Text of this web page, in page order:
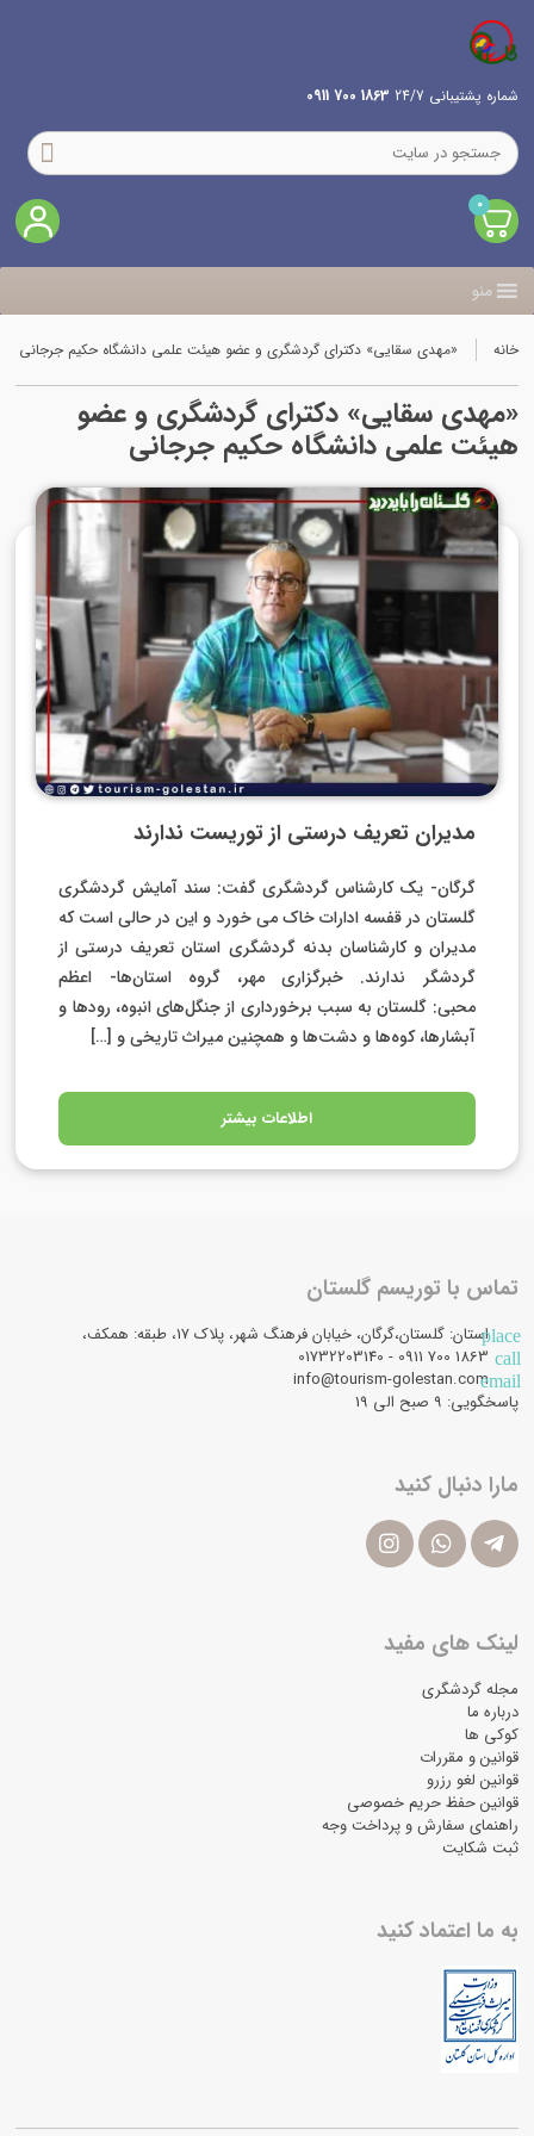
شماره پشتیبانی 24/7 1863 700 0911
0
منو
خانه «مهدی سقایی» دکترای گردشگری و عضو هیئت علمی دانشگاه حکیم جرجانی
«مهدی سقایی» دکترای گردشگری و عضو
هیئت علمی دانشگاه حکیم جرجانی
مدیران تعریف درستی از توریست ندارند
گرگان- یک کارشناس گردشگری گفت: سند آمایش گردشگری
گلستان در قفسه ادارات خاک می خورد و این در حالی است که
مدیران و کارشناسان بدنه گردشگری استان تعریف درستی از
گردشگر ندارند. ‌خبرگزاری مهر، گروه استان‌ها- اعظم
محبی: گلستان به سبب برخورداری از جنگل‌های انبوه، رودها و
آبشارها، کوه‌ها و دشت‌ها و همچنین میراث تاریخی و […]
اطلاعات بیشتر
تماس با توریسم گلستان
placeاستان: گلستان،گرگان، خیابان فرهنگ شهر، پلاک 17، طبقه: همکف،
call
email
info@tourism-golestan.com
پاسخگویی: ۹ صبح الی 19
مارا دنبال کنید
لینک های مفید
مجله گردشگری
درباره ما
کوکی ها
قوانین و مقررات
قوانین لغو رزرو
قوانین حفظ حریم خصوصی
راهنمای سفارش و پرداخت وجه
ثبت شکایت
به ما اعتماد کنید